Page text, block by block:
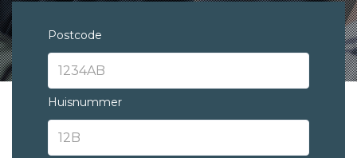
Postcode
Huisnummer